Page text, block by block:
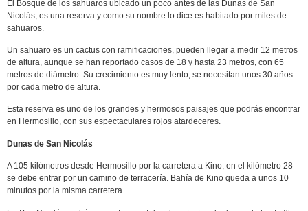
El Bosque de los sahuaros ubicado un poco antes de las Dunas de San
Nicolás, es una reserva y como su nombre lo dice es habitado por miles de
sahuaros.
Un sahuaro es un cactus con ramificaciones, pueden llegar a medir 12 metros
de altura, aunque se han reportado casos de 18 y hasta 23 metros, con 65
metros de diámetro. Su crecimiento es muy lento, se necesitan unos 30 años
por cada metro de altura.
Esta reserva es uno de los grandes y hermosos paisajes que podrás encontrar
en Hermosillo, con sus espectaculares rojos atardeceres.
Dunas de San Nicolás
A 105 kilómetros desde Hermosillo por la carretera a Kino, en el kilómetro 28
se debe entrar por un camino de terracería. Bahía de Kino queda a unos 10
minutos por la misma carretera.